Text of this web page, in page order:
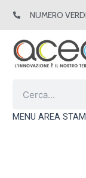
NUMERO
MENU AREA